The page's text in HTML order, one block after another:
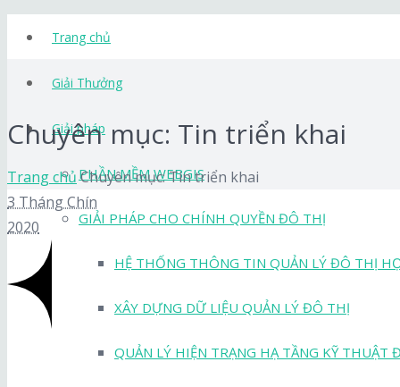
Trang chủ
Giải Thưởng
Giải pháp
PHẦN MỀM WEBGIS
GIẢI PHÁP CHO CHÍNH QUYỀN ĐÔ THỊ
HỆ THỐNG THÔNG TIN QUẢN LÝ ĐÔ THỊ
XÂY DỰNG DỮ LIỆU QUẢN LÝ ĐÔ THỊ
QUẢN LÝ HIỆN TRẠNG HẠ TẦNG KỸ THUẬT
Chuyên mục: Tin triển khai
Trang chủ Chuyên mục: Tin triển khai
3 Tháng Chín
2020